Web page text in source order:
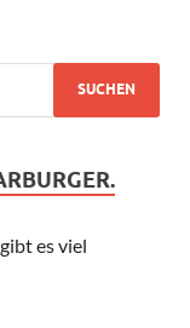
es viel